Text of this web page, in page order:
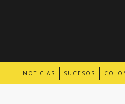
NOTICIAS SUCESOS